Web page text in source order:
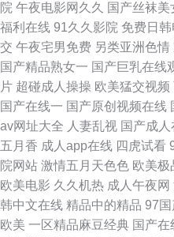
品黄色网 激情av自拍 人人干人人爽
费观看视频 久久伊人在线视频 欧美
天天干 蜜桃涩导航 亚洲国产日韩系
爱香蕉 亚洲在线精品福利 狠狠撸最
网 免费性片 亚洲天堂无码永久 99成
超碰 午夜激情网址 综合久久伊人
院 午夜电影网久久 国产丝袜美
福利在线 91久久影院 免费日韩
交 午夜宅男免费 另类亚洲色情
国产精品熟女一 国产巨乳在线
片 超碰成人操操 欧美猛交视频
国产在线一 国产原创视频在线
av网址大全 人妻乱视 国产成
五月香 成人app在线 四虎试看
院网站 激情五月天色色 欧美极
欧美电影 久久机热 成人午夜网
韩中文在线 精品中的精品 97
欧美 一区精品麻豆经典 国产在